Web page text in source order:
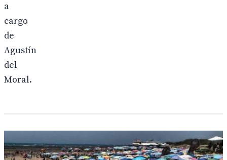
a
cargo
de
Agustín
del
Moral.